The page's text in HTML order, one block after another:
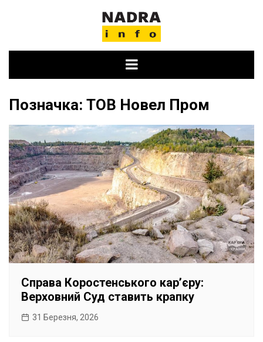
Позначка: ТОВ Новел Пром
Справа Коростенського карʼєру:
Верховний Суд ставить крапку
31 Березня, 2026